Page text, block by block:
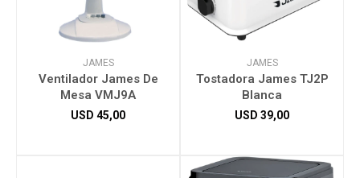
JAMES
Ventilador James De
Mesa VMJ9A
USD 45,00
JAMES
Tostadora James TJ2P
Blanca
USD 39,00